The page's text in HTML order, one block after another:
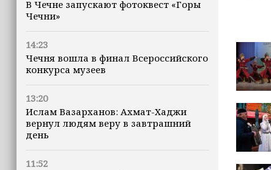
В Чечне запускают фотоквест «Горы
Чечни»
14:23
Чечня вошла в финал Всероссийского
конкурса музеев
13:20
Ислам Вазарханов: Ахмат-Хаджи
вернул людям веру в завтрашний
день
11:52